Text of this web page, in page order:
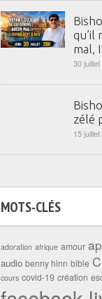
qu’il
mal,
30
zélé
15
MOTS-CLÉS
adoration afrique amour
audio benny hinn bible
cours covid-19 création